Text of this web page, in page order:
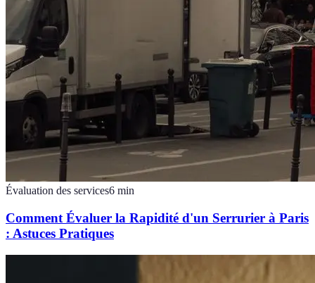
Évaluation des services6 min
Comment Évaluer la Rapidité d'un Serrurier à Paris
: Astuces Pratiques